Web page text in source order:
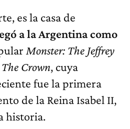
es la casa de
a la Argentina como
Monster: The Jeffrey
The Crown, cuya
fue la primera
de la Reina Isabel II,
historia.